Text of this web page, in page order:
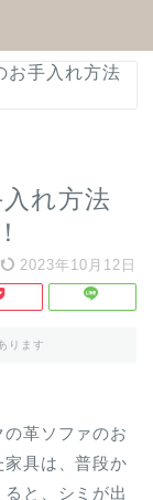
お手入れ方法
れ方法
2023年10月12日
ります
革ソファのお
具は、普段か
と、シミが出